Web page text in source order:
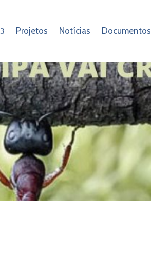
Projetos Notícias Documentos